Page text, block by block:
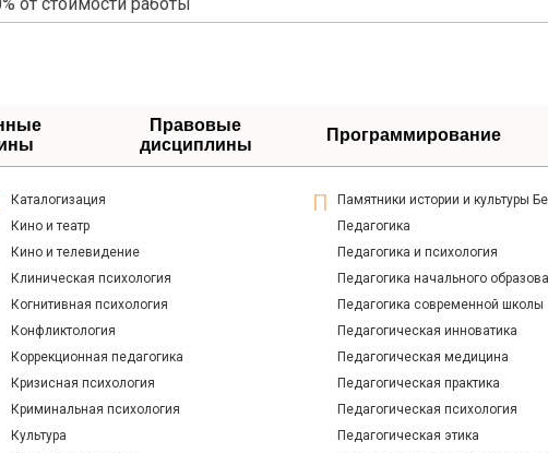
Правовые
дисциплины
Программирование
Каталогизация
Кино и театр
Кино и телевидение
Клиническая психология
Когнитивная психология
Конфликтология
Коррекционная педагогика
Кризисная психология
Криминальная психология
Культура
Памятники истории и культуры
Педагогика
Педагогика и психология
Педагогика начального
Педагогика современной школы
Педагогическая инноватика
Педагогическая медицина
Педагогическая практика
Педагогическая психология
Педагогическая этика